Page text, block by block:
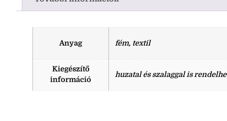
Anyag fém, textil
Kiegészítő
információ
huzatal és szalaggal is